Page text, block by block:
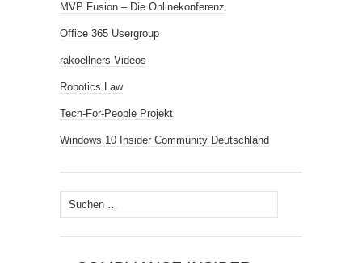
MVP Fusion – Die Onlinekonferenz
Office 365 Usergroup
rakoellners Videos
Robotics Law
Tech-For-People Projekt
Windows 10 Insider Community Deutschland
Suchen
nach: